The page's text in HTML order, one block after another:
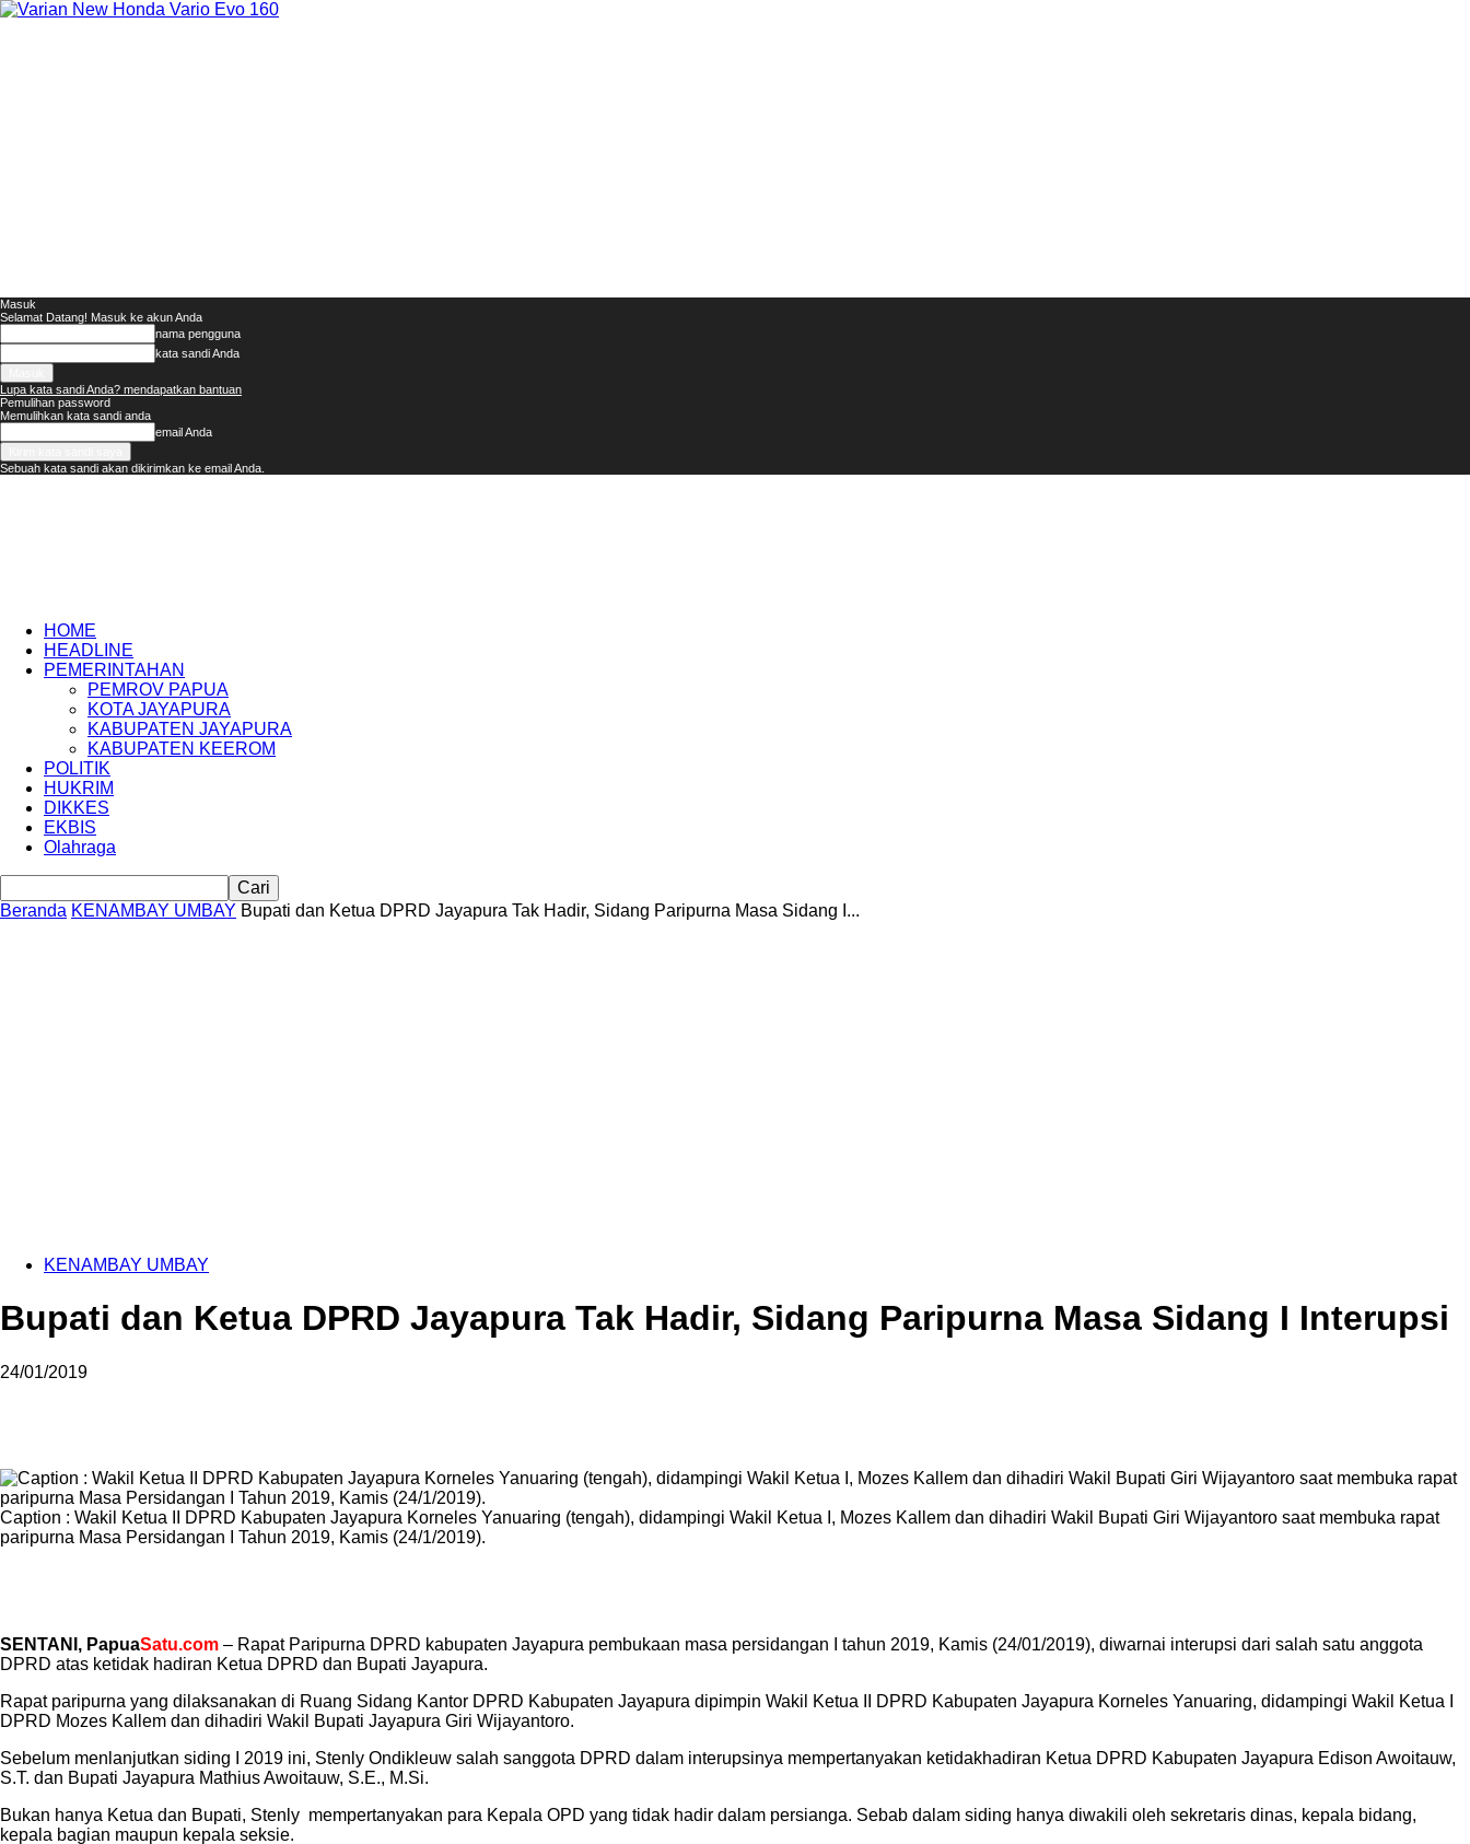
Masuk
Selamat Datang! Masuk ke akun Anda
nama pengguna
kata sandi Anda
Lupa kata sandi Anda? mendapatkan bantuan
Pemulihan password
Memulihkan kata sandi anda
email Anda
Sebuah kata sandi akan dikirimkan ke email Anda.
HOME
HEADLINE
PEMERINTAHAN
PEMROV PAPUA
KOTA JAYAPURA
KABUPATEN JAYAPURA
KABUPATEN KEEROM
POLITIK
HUKRIM
DIKKES
EKBIS
Olahraga
Beranda KENAMBAY UMBAY Bupati dan Ketua DPRD Jayapura Tak Hadir, Sidang Paripurna Masa Sidang I...
KENAMBAY UMBAY
Bupati dan Ketua DPRD Jayapura Tak Hadir, Sidang Paripurna Masa Sidang I Interupsi
24/01/2019
Caption : Wakil Ketua II DPRD Kabupaten Jayapura Korneles Yanuaring (tengah), didampingi Wakil Ketua I, Mozes Kallem dan dihadiri Wakil Bupati Giri Wijayantoro saat membuka rapat
paripurna Masa Persidangan I Tahun 2019, Kamis (24/1/2019).
SENTANI, PapuaSatu.com – Rapat Paripurna DPRD kabupaten Jayapura pembukaan masa persidangan I tahun 2019, Kamis (24/01/2019), diwarnai interupsi dari salah satu anggota
DPRD atas ketidak hadiran Ketua DPRD dan Bupati Jayapura.
Rapat paripurna yang dilaksanakan di Ruang Sidang Kantor DPRD Kabupaten Jayapura dipimpin Wakil Ketua II DPRD Kabupaten Jayapura Korneles Yanuaring, didampingi Wakil Ketua I
DPRD Mozes Kallem dan dihadiri Wakil Bupati Jayapura Giri Wijayantoro.
Sebelum menlanjutkan siding I 2019 ini, Stenly Ondikleuw salah sanggota DPRD dalam interupsinya mempertanyakan ketidakhadiran Ketua DPRD Kabupaten Jayapura Edison Awoitauw,
S.T. dan Bupati Jayapura Mathius Awoitauw, S.E., M.Si.
Bukan hanya Ketua dan Bupati, Stenly mempertanyakan para Kepala OPD yang tidak hadir dalam persianga. Sebab dalam siding hanya diwakili oleh sekretaris dinas, kepala bidang,
kepala bagian maupun kepala seksie.